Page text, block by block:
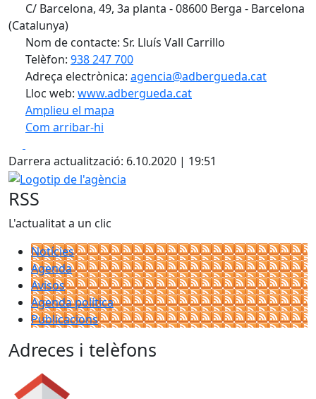
C/ Barcelona, 49, 3a planta - 08600 Berga - Barcelona
(Catalunya)
Nom de contacte: Sr. Lluís Vall Carrillo
Telèfon: 938 247 700
Adreça electrònica: agencia@adbergueda.cat
Lloc web: www.adbergueda.cat
Amplieu el mapa
Com arribar-hi
+
−
Darrera actualització: 6.10.2020 | 19:51
Logotip de l'agència
RSS
L'actualitat a un clic
Notícies
Agenda
Avisos
Agenda política
Publicacions
Adreces i telèfons